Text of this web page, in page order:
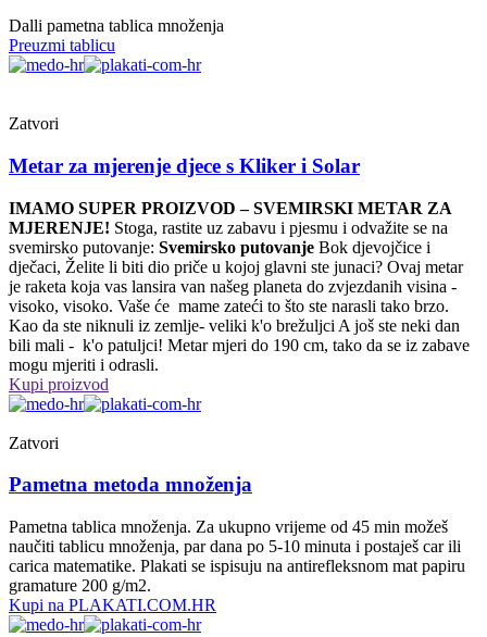
Dalli pametna tablica množenja
Preuzmi tablicu
Zatvori
Metar za mjerenje djece s Kliker i Solar
IMAMO SUPER PROIZVOD – SVEMIRSKI METAR ZA
MJERENJE! Stoga, rastite uz zabavu i pjesmu i odvažite se na
svemirsko putovanje: Svemirsko putovanje Bok djevojčice i
dječaci, Želite li biti dio priče u kojoj glavni ste junaci? Ovaj metar
je raketa koja vas lansira van našeg planeta do zvjezdanih visina -
visoko, visoko. Vaše će mame zateći to što ste narasli tako brzo.
Kao da ste niknuli iz zemlje- veliki k'o brežuljci A još ste neki dan
bili mali - k'o patuljci! Metar mjeri do 190 cm, tako da se iz zabave
mogu mjeriti i odrasli.
Kupi proizvod
Zatvori
Pametna metoda množenja
Pametna tablica množenja. Za ukupno vrijeme od 45 min možeš
naučiti tablicu množenja, par dana po 5-10 minuta i postaješ car ili
carica matematike. Plakati se ispisuju na antirefleksnom mat papiru
gramature 200 g/m2.
Kupi na PLAKATI.COM.HR